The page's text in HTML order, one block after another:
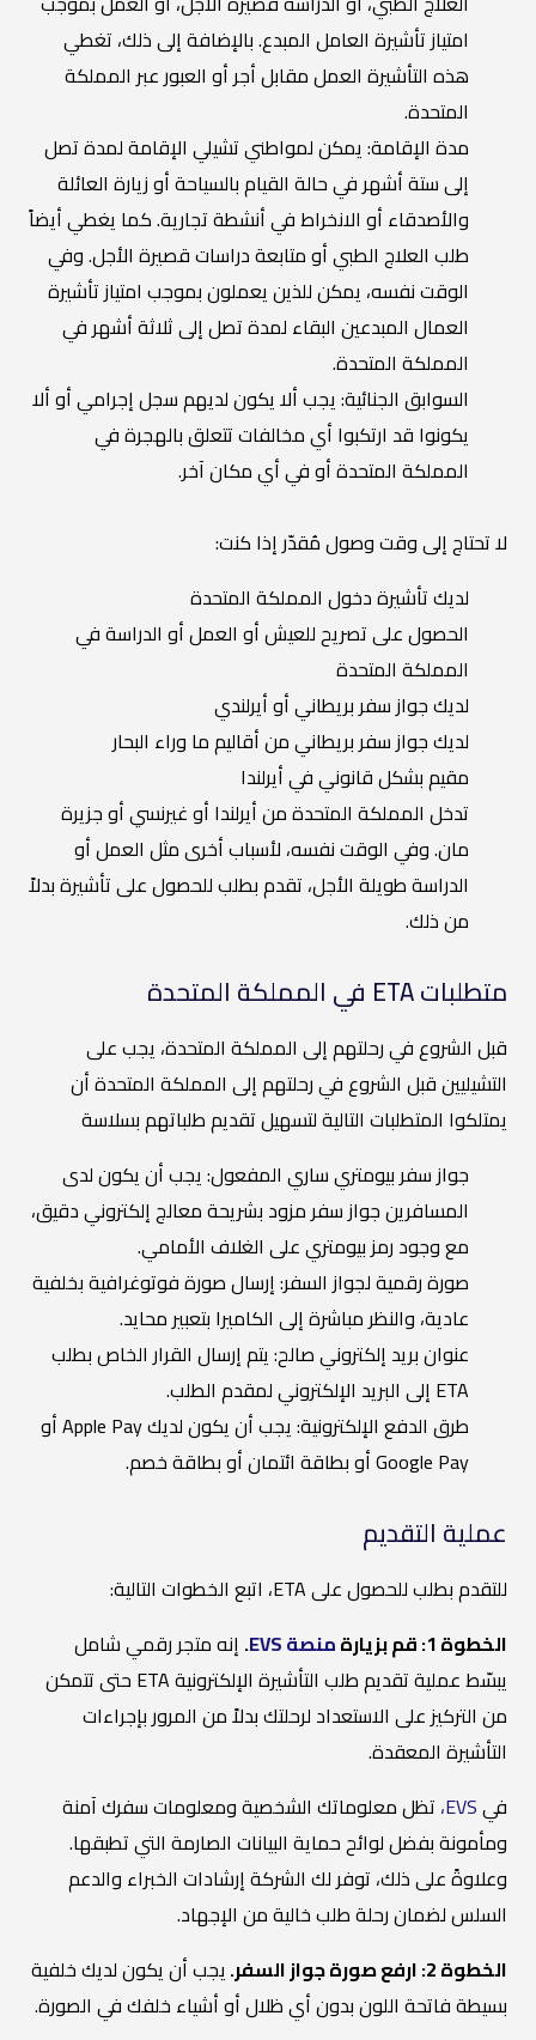
امتياز تأشيرة العامل المبدع. بالإضافة إلى ذلك، تغطي
هذه التأشيرة العمل مقابل أجر أو العبور عبر المملكة
المتحدة.
مدة الإقامة: يمكن لمواطني تشيلي الإقامة لمدة تصل
إلى ستة أشهر في حالة القيام بالسياحة أو زيارة العائلة
والأصدقاء أو الانخراط في أنشطة تجارية. كما يغطي أيضاً
طلب العلاج الطبي أو متابعة دراسات قصيرة الأجل. وفي
الوقت نفسه، يمكن للذين يعملون بموجب امتياز تأشيرة
العمال المبدعين البقاء لمدة تصل إلى ثلاثة أشهر في
المملكة المتحدة.
السوابق الجنائية: يجب ألا يكون لديهم سجل إجرامي أو ألا
يكونوا قد ارتكبوا أي مخالفات تتعلق بالهجرة في
المملكة المتحدة أو في أي مكان آخر.
لا تحتاج إلى وقت وصول مُقدّر إذا كنت:
لديك تأشيرة دخول المملكة المتحدة
الحصول على تصريح للعيش أو العمل أو الدراسة في
المملكة المتحدة
لديك جواز سفر بريطاني أو أيرلندي
لديك جواز سفر بريطاني من أقاليم ما وراء البحار
مقيم بشكل قانوني في أيرلندا
تدخل المملكة المتحدة من أيرلندا أو غيرنسي أو جزيرة
مان. وفي الوقت نفسه، لأسباب أخرى مثل العمل أو
الدراسة طويلة الأجل، تقدم بطلب للحصول على تأشيرة بدلاً
من ذلك.
متطلبات ETA في المملكة المتحدة
قبل الشروع في رحلتهم إلى المملكة المتحدة، يجب على
التشيليين قبل الشروع في رحلتهم إلى المملكة المتحدة أن
يمتلكوا المتطلبات التالية لتسهيل تقديم طلباتهم بسلاسة
جواز سفر بيومتري ساري المفعول: يجب أن يكون لدى
المسافرين جواز سفر مزود بشريحة معالج إلكتروني دقيق،
مع وجود رمز بيومتري على الغلاف الأمامي.
صورة رقمية لجواز السفر: إرسال صورة فوتوغرافية بخلفية
عادية، والنظر مباشرة إلى الكاميرا بتعبير محايد.
عنوان بريد إلكتروني صالح: يتم إرسال القرار الخاص بطلب
ETA إلى البريد الإلكتروني لمقدم الطلب.
طرق الدفع الإلكترونية: يجب أن يكون لديك Apple Pay أو
Google Pay أو بطاقة ائتمان أو بطاقة خصم.
عملية التقديم
للتقدم بطلب للحصول على ETA، اتبع الخطوات التالية:
الخطوة 1: قم بزيارة
منصة EVS . إنه متجر رقمي شامل
يبسّط عملية تقديم طلب التأشيرة الإلكترونية ETA حتى تتمكن
من التركيز على الاستعداد لرحلتك بدلاً من المرور بإجراءات
التأشيرة المعقدة.
فيEVS، تظل معلوماتك الشخصية ومعلومات سفرك آمنة
ومأمونة بفضل لوائح حماية البيانات الصارمة التي تطبقها.
وعلاوةً على ذلك، توفر لك الشركة إرشادات الخبراء والدعم
السلس لضمان رحلة طلب خالية من الإجهاد.
الخطوة 2: ارفع صورة جواز السفر.
يجب أن يكون لديك خلفية
بسيطة فاتحة اللون بدون أي ظلال أو أشياء خلفك في الصورة.